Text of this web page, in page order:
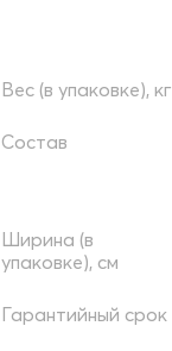
Вес (в упаковке), кг
Состав
Ширина (в
упаковке), см
Гарантийный срок